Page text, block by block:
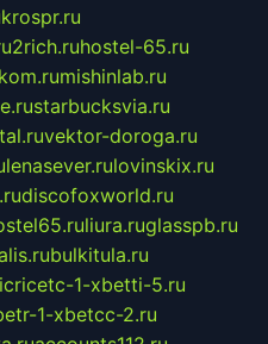
krospr.ru
2rich.ruhostel-65.ru
mishinlab.ru
starbucksvia.ru
vektor-doroga.ru
lenasever.rulovinskix.ru
discofoxworld.ru
liura.ruglasspb.ru
bulkitula.ru
1-xbetti-5.ru
1-xbetcc-2.ru